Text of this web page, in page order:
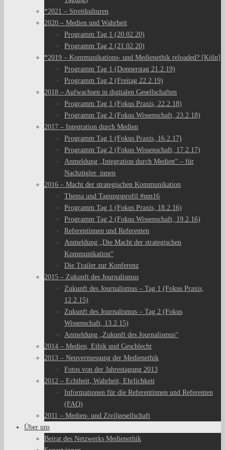
*2021 – Streitkulturen
2020 – Medien und Wahrheit
Programm Tag 1 (20.02.20)
Programm Tag 2 (21.02.20)
*2019 – Kommunikations- und Medienethik reloaded? [Köln]
Programm Tag 1 (Donnerstag 21.2.19)
Programm Tag 2 (Freitag 22.2.19)
2018 – Aufwachsen in digitalen Gesellschaften
Programm Tag 1 (Fokus Praxis, 22.2.18)
Programm Tag 2 (Fokus Wissenschaft, 23.2.18)
2017 – Integration durch Medien
Programm Tag 1 (Fokus Praxis, 16.2.17)
Programm Tag 2 (Fokus Wissenschaft, 17.2.17)
Anmeldung „Integration durch Medien“ – für
Nachzügler_innen
2016 – Macht der strategischen Kommunikation
Thema und Tagungsprofil #nm16
Programm Tag 1 (Fokus Praxis, 18.2.16)
Programm Tag 2 (Fokus Wissenschaft, 19.2.16)
Referentinnen und Referenten
Anmeldung „Die Macht der strategischen
Kommunikation“
Die Trailer zur Konferenz
2015 – Zukunft des Journalismus
Zukunft des Journalismus – Tag 1 (Fokus Praxis,
12.2.15)
Zukunft des Journalismus – Tag 2 (Fokus
Wissenschaft, 13.2.15)
Anmeldung „Zukunft des Journalismus“
2014 – Medien, Ethik und Geschlecht
2013 – Neuvermessung der Medienethik
Fotos von der Jahrestagung 2013
2012 – Echtheit, Wahrheit, Ehrlichkeit
Informationen für die Referentinnen und Referenten
(FAQ)
2011 – Medien- und Zivilgesellschaft
Über uns
Beirat des Netzwerks Medienethik